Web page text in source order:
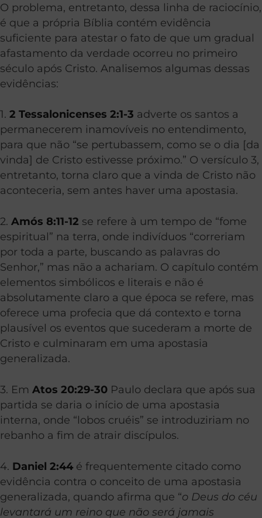
O problema, entretanto, dessa linha de raciocínio,
é que a própria Bíblia contém evidência
suficiente para atestar o fato de que um gradual
afastamento da verdade ocorreu no primeiro
século após Cristo. Analisemos algumas dessas
evidências:
1. 2 Tessalonicenses 2:1-3 adverte os santos a
permanecerem inamovíveis no entendimento,
para que não “se pertubassem, como se o dia [da
vinda] de Cristo estivesse próximo.” O versículo 3,
entretanto, torna claro que a vinda de Cristo não
aconteceria, sem antes haver uma apostasia.
2. Amós 8:11-12 se refere à um tempo de “fome
espiritual” na terra, onde indivíduos “correriam
por toda a parte, buscando as palavras do
Senhor,” mas não a achariam. O capítulo contém
elementos simbólicos e literais e não é
absolutamente claro a que época se refere, mas
oferece uma profecia que dá contexto e torna
plausível os eventos que sucederam a morte de
Cristo e culminaram em uma apostasia
generalizada.
3. Em Atos 20:29-30 Paulo declara que após sua
partida se daria o início de uma apostasia
interna, onde “lobos cruéis” se introduziriam no
rebanho a fim de atrair discípulos.
4. Daniel 2:44 é frequentemente citado como
evidência contra o conceito de uma apostasia
generalizada, quando afirma que “o Deus do céu
levantará um reino que não será jamais